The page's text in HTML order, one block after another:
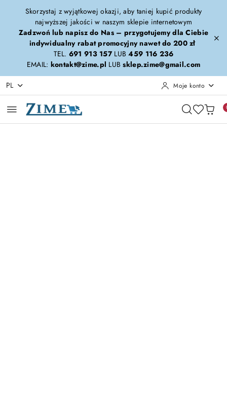
Przejdź do treści głównej
Przejdź do wyszukiwarki
Przejdź do moje konto
Przejdź do menu głównego
Przejdź do opisu produktu
Przejdź do stopki
Skorzystaj z wyjątkowej okazji, aby taniej kupić produkty
najwyższej jakości w naszym sklepie internetowym
Zadzwoń lub napisz do Nas – przygotujemy dla Ciebie
indywidualny rabat promocyjny nawet do 200 zł
TEL. 691 913 157LUB459 116 236
EMAIL: kontakt@zime.pl LUBsklep.zime@gmail.com
PL Moje konto